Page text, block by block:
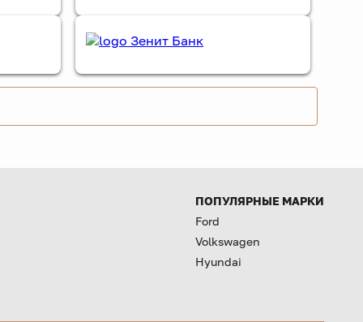
ПОПУЛЯРНЫЕ МАРКИ
Ford
Volkswagen
Hyundai